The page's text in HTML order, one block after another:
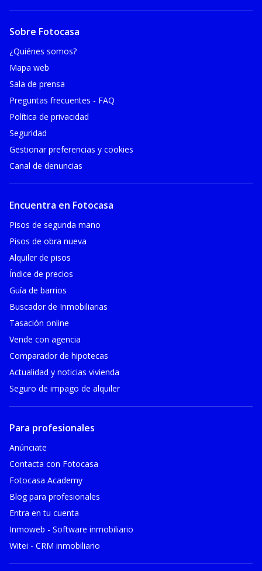
Sobre Fotocasa
¿Quiénes somos?
Mapa web
Sala de prensa
Preguntas frecuentes - FAQ
Política de privacidad
Seguridad
Gestionar preferencias y cookies
Canal de denuncias
Encuentra en Fotocasa
Pisos de segunda mano
Pisos de obra nueva
Alquiler de pisos
Índice de precios
Guía de barrios
Buscador de Inmobiliarias
Tasación online
Vende con agencia
Comparador de hipotecas
Actualidad y noticias vivienda
Seguro de impago de alquiler
Para profesionales
Anúnciate
Contacta con Fotocasa
Fotocasa Academy
Blog para profesionales
Entra en tu cuenta
Inmoweb - Software inmobiliario
Witei - CRM inmobiliario